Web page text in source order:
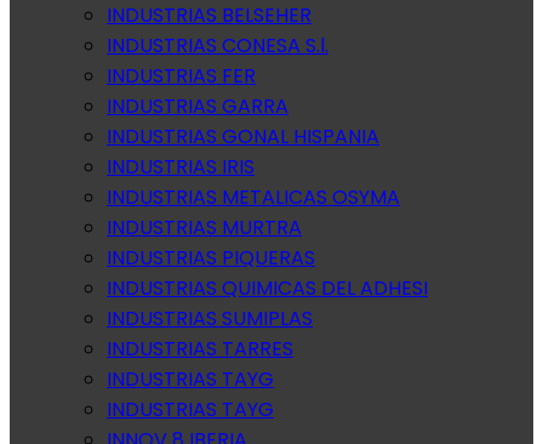
INDUSTRIAS BELSEHER
INDUSTRIAS CONESA S.l.
INDUSTRIAS FER
INDUSTRIAS GARRA
INDUSTRIAS GONAL HISPANIA
INDUSTRIAS IRIS
INDUSTRIAS METALICAS OSYMA
INDUSTRIAS MURTRA
INDUSTRIAS PIQUERAS
INDUSTRIAS QUIMICAS DEL ADHESI
INDUSTRIAS SUMIPLAS
INDUSTRIAS TARRES
INDUSTRIAS TAYG
INDUSTRIAS TAYG